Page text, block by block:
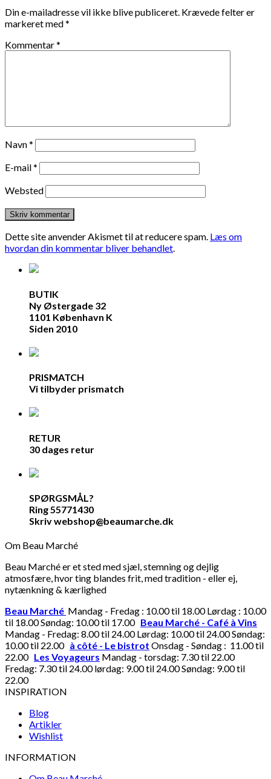
Din e-mailadresse vil ikke blive publiceret. Krævede felter er
markeret med*
Kommentar*
Navn*
E-mail*
Websted
Dette site anvender Akismet til at reducere spam. Læs om
hvordan din kommentar bliver behandlet.
BUTIK
Ny Østergade 32
1101 København K
Siden 2010
PRISMATCH
Vi tilbyder prismatch
RETUR
30 dages retur
SPØRGSMÅL?
Ring 55771430
Skriv webshop@beaumarche.dk
Om Beau Marché
Beau Marché er et sted med sjæl, stemning og dejlig
atmosfære, hvor ting blandes frit, med tradition - eller ej,
nytænkning & kærlighed
Beau Marché Mandag - Fredag : 10.00 til 18.00 Lørdag : 10.00
til 18.00 Søndag: 10.00 til 17.00 Beau Marché - Café à Vins
Mandag - Fredag: 8.00 til 24.00 Lørdag: 10.00 til 24.00 Søndag:
10.00 til 22.00 à côté - Le bistrot Onsdag - Søndag : 11.00 til
22.00 Les Voyageurs Mandag - torsdag: 7.30 til 22.00
Fredag: 7.30 til 24.00 lørdag: 9.00 til 24.00 Søndag: 9.00 til
22.00
INSPIRATION
Blog
Artikler
Wishlist
INFORMATION